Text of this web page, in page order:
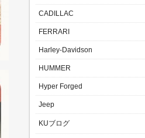
CADILLAC
FERRARI
Harley-Davidson
HUMMER
Hyper Forged
Jeep
KUブログ